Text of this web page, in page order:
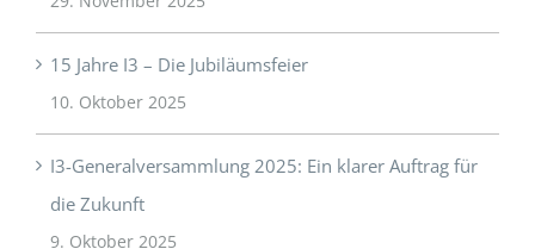
29. November 2025
15 Jahre I3 – Die Jubiläumsfeier
10. Oktober 2025
I3-Generalversammlung 2025: Ein klarer Auftrag für
die Zukunft